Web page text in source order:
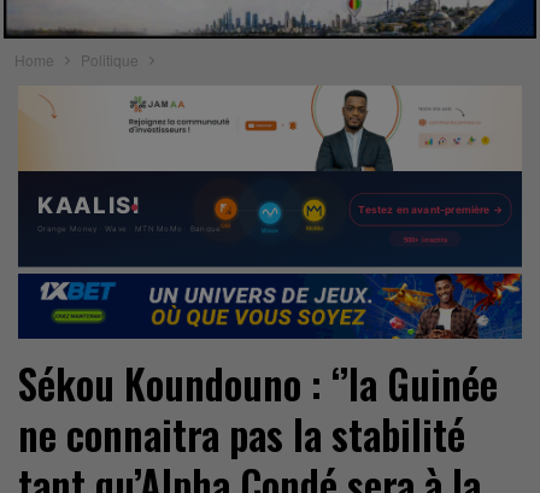
Home Politique
Sékou Koundouno : ‘’la Guinée
ne connaitra pas la stabilité